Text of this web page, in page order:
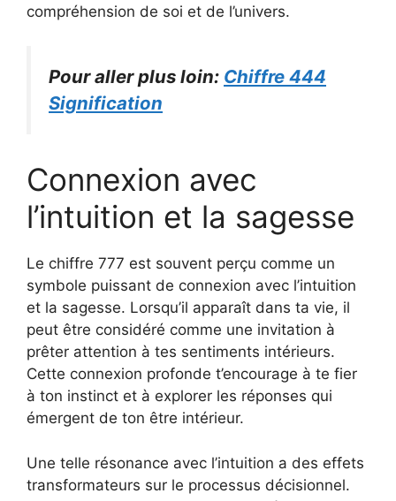
compréhension de soi et de l’univers.
Pour aller plus loin: Chiffre 444
Signification
Connexion avec
l’intuition et la sagesse
Le chiffre 777 est souvent perçu comme un
symbole puissant de connexion avec l’intuition
et la sagesse. Lorsqu’il apparaît dans ta vie, il
peut être considéré comme une invitation à
prêter attention à tes sentiments intérieurs.
Cette connexion profonde t’encourage à te fier
à ton instinct et à explorer les réponses qui
émergent de ton être intérieur.
Une telle résonance avec l’intuition a des effets
transformateurs sur le processus décisionnel.